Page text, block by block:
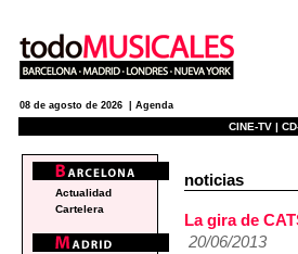
08 de agosto de 2026 | Agenda
CINE-TV |
noticias
La gira de
20/06/2013
Actualidad
Cartelera